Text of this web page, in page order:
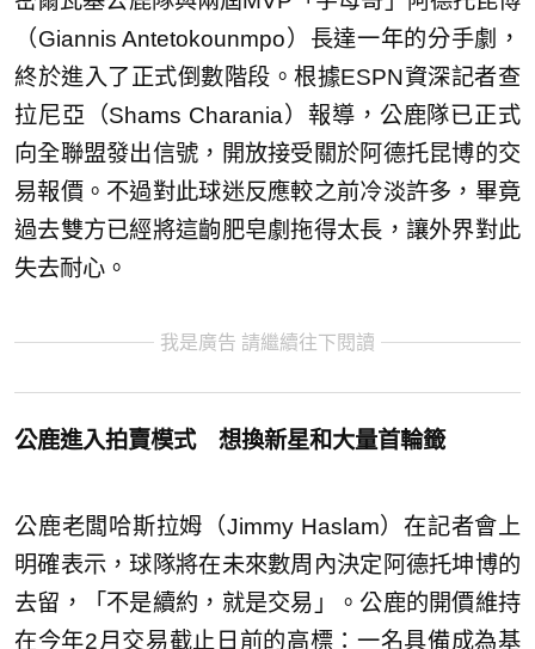
（Giannis Antetokounmpo）長達一年的分手劇，
終於進入了正式倒數階段。根據ESPN資深記者查
拉尼亞（Shams Charania）報導，公鹿隊已正式
向全聯盟發出信號，開放接受關於阿德托昆博的交
易報價。不過對此球迷反應較之前冷淡許多，畢竟
過去雙方已經將這齣肥皂劇拖得太長，讓外界對此
失去耐心。
我是廣告 請繼續往下閱讀
公鹿進入拍賣模式 想換新星和大量首輪籤
公鹿老闆哈斯拉姆（Jimmy Haslam）在記者會上
明確表示，球隊將在未來數周內決定阿德托坤博的
去留，「不是續約，就是交易」。公鹿的開價維持
在今年2月交易截止日前的高標：一名具備成為基